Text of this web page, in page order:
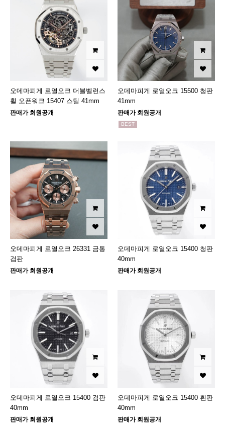
오데마피게 로열오크 더블벨런스
휠 오픈워크 15407 스틸 41mm
판매가 회원공개
오데마피게 로열오크 15500 청판
41mm
판매가 회원공개
BEST
오데마피게 로열오크 26331 금통
검판
판매가 회원공개
오데마피게 로열오크 15400 청판
40mm
판매가 회원공개
오데마피게 로열오크 15400 검판
40mm
판매가 회원공개
오데마피게 로열오크 15400 흰판
40mm
판매가 회원공개